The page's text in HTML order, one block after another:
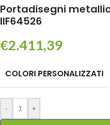
Portadisegni
IIF64526
€2.411,39
COLORI PERSONALIZZATI
- +